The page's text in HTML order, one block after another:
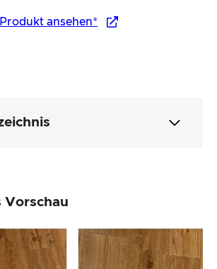
Produkt ansehen*
& Erscheinungsbild
Vorschau